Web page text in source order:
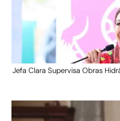
Jefa Clara Supervisa Obras